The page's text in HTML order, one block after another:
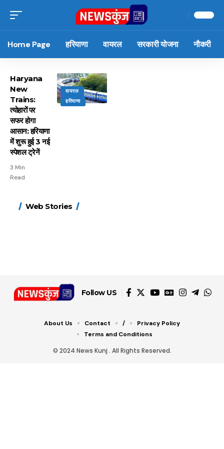
Home Page हरियाणा वायरल सरकारी योजना नौकरी
वायरल
हरियाणा
Haryana
New
Trains:
त्योहारों पर
सफर होगा
आसान: हरियाणा
में शुरू हुई 3 नई
स्पेशल ट्रेनें
3 Min
Read
Web Stories
15 नवंबर से लागू होंगे
FASTag के ये नए नियम,
मोटापे को कम करने के लिए
Follow US
© 2024 News Kunj . All Rights Reserved.
About Us Contact /
Privacy Policy
Terms and Conditions